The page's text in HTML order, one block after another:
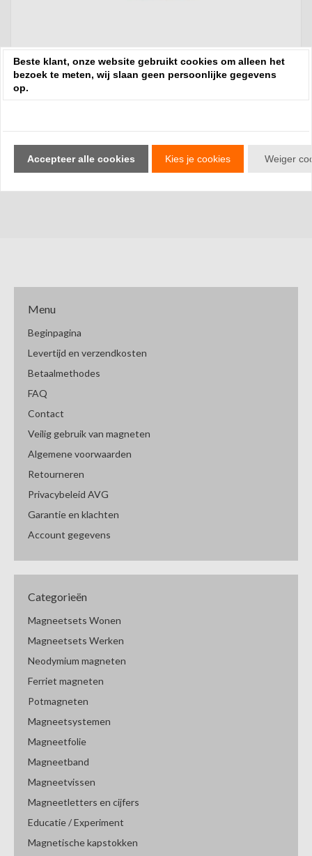
Potmagneten
Menu
Beginpagina
Levertijd en verzendkosten
Betaalmethodes
FAQ
Contact
Veilig gebruik van magneten
Algemene voorwaarden
Retourneren
Privacybeleid AVG
Garantie en klachten
Account gegevens
Categorieën
Magneetsets Wonen
Magneetsets Werken
Neodymium magneten
Ferriet magneten
Potmagneten
Magneetsystemen
Magneetfolie
Magneetband
Magneetvissen
Magneetletters en cijfers
Educatie / Experiment
Magnetische kapstokken
Beste klant, onze website gebruikt cookies om alleen het
bezoek te meten, wij slaan geen persoonlijke gegevens
op.
Accepteer alle cookies Kies je cookies Weiger